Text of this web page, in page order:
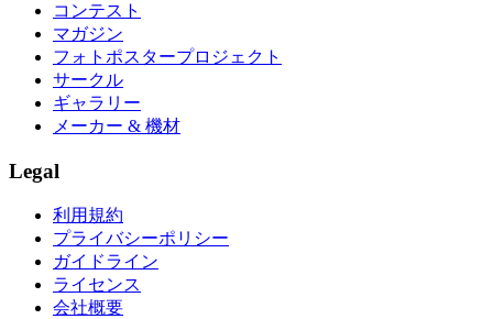
コンテスト
マガジン
フォトポスタープロジェクト
サークル
ギャラリー
メーカー & 機材
Legal
利用規約
プライバシーポリシー
ガイドライン
ライセンス
会社概要